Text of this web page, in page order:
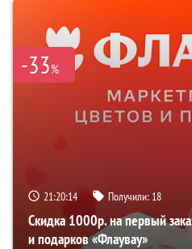
-33%
21:20:13 Получили: 18
Скидка 1000р. на первый
и подарков «Флаувау»